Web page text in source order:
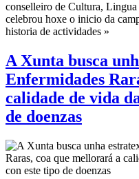
conselleiro de Cultura,
celebrou hoxe o inicio da
historia de actividades »
A Xunta busca
Enfermidades
calidade de vida
de doenzas